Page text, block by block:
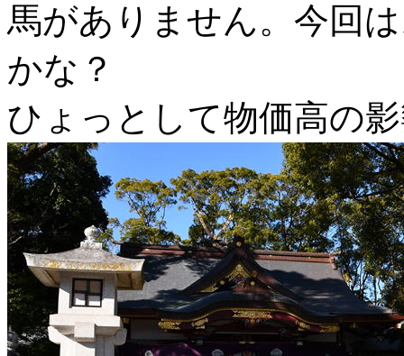
馬がありません。今回
かな？
ひょっとして物価高の